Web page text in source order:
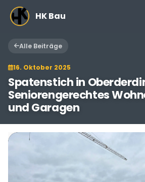
Zum Hauptinhalt springen
HK Bau
Alle Beiträge
16. Oktober 2025
Spatenstich in
Seniorengerechtes
und Garagen